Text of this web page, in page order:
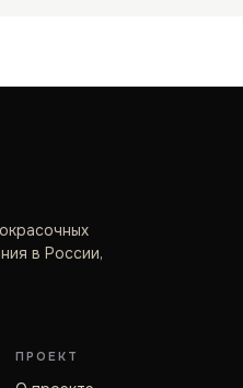
в России,
ПРОЕКТ